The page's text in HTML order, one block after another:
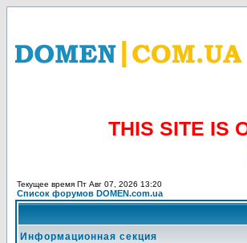
THIS SITE IS
Текущее время Пт Авг 07, 2026 13:20
Список форумов DOMEN.com.ua
Информационная секция